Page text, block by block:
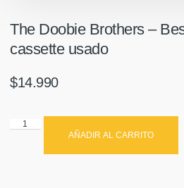
The Doobie Brothers –
cassette usado
$14.990
AÑADIR AL CARRITO